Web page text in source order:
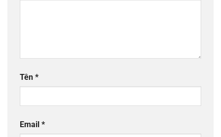
Tên *
Email *